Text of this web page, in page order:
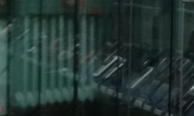
Saltar
al
contenido